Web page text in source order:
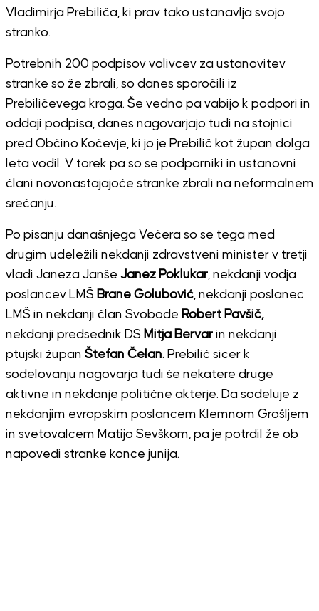
Vladimirja Prebiliča, ki prav tako ustanavlja svojo
stranko.
Potrebnih 200 podpisov volivcev za ustanovitev
stranke so že zbrali, so danes sporočili iz
Prebiličevega kroga. Še vedno pa vabijo k podpori in
oddaji podpisa, danes nagovarjajo tudi na stojnici
pred Občino Kočevje, ki jo je Prebilič kot župan dolga
leta vodil. V torek pa so se podporniki in ustanovni
člani novonastajajoče stranke zbrali na neformalnem
srečanju.
Po pisanju današnjega Večera so se tega med
drugim udeležili nekdanji zdravstveni minister v tretji
vladi Janeza Janše Janez Poklukar, nekdanji vodja
poslancev LMŠ Brane Golubović, nekdanji poslanec
LMŠ in nekdanji član Svobode Robert Pavšič,
nekdanji predsednik DS Mitja Bervarin nekdanji
ptujski župan Štefan Čelan.Prebilič sicer k
sodelovanju nagovarja tudi še nekatere druge
aktivne in nekdanje politične akterje. Da sodeluje z
nekdanjim evropskim poslancem Klemnom Grošljem
in svetovalcem Matijo Sevškom, pa je potrdil že ob
napovedi stranke konce junija.